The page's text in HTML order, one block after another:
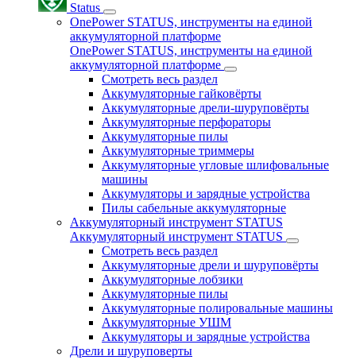
Status
OnePower STATUS, инструменты на единой
аккумуляторной платформе
OnePower STATUS, инструменты на единой
аккумуляторной платформе
Смотреть весь раздел
Аккумуляторные гайковёрты
Аккумуляторные дрели-шуруповёрты
Аккумуляторные перфораторы
Аккумуляторные пилы
Аккумуляторные триммеры
Аккумуляторные угловые шлифовальные
машины
Аккумуляторы и зарядные устройства
Пилы сабельные аккумуляторные
Аккумуляторный инструмент STATUS
Аккумуляторный инструмент STATUS
Смотреть весь раздел
Аккумуляторные дрели и шуруповёрты
Аккумуляторные лобзики
Аккумуляторные пилы
Аккумуляторные полировальные машины
Аккумуляторные УШМ
Аккумуляторы и зарядные устройства
Дрели и шуруповерты